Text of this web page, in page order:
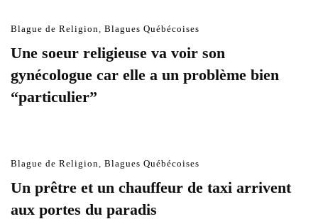
Blague de Religion Blagues Québécoises
Une soeur religieuse va voir son
gynécologue car elle a un problème bien
“particulier”
Blague de Religion Blagues Québécoises
Un prêtre et un chauffeur de taxi arrivent
aux portes du paradis